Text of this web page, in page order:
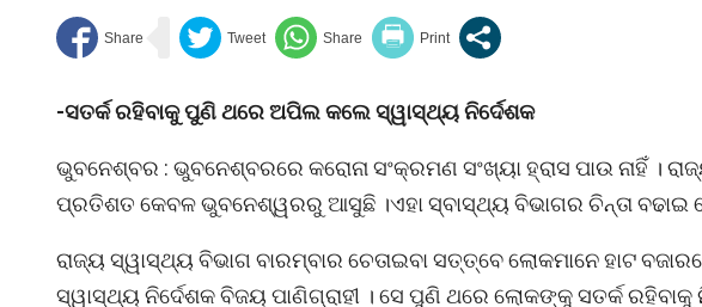
-ସତର୍କ ରହିବାକୁ ପୁଣି ଥରେ ଅପିଲ କଲେ ସ୍ୱାସ୍ଥ୍ୟ ନିର୍ଦେଶକ
ଭୁବନେଶ୍ବର : ଭୁବନେଶ୍ବରରେ କରୋନା ସଂକ୍ରମଣ ସଂଖ୍ୟା ହ୍ରାସ ପାଉ ନାହିଁ ।
ପ୍ରତିଶତ କେବଳ ଭୁବନେଶ୍ୱରରୁ ଆସୁଛି ।ଏହା ସ୍ବାସ୍ଥ୍ୟ ବିଭାଗର ଚିନ୍ତା ବଢାଇ
ରାଜ୍ୟ ସ୍ୱାସ୍ଥ୍ୟ ବିଭାଗ ବାରମ୍ବାର ଚେତାଇବା ସତ୍ତ୍ବେ ଲୋକମାନେ ହାଟ
ସ୍ୱାସ୍ଥ୍ୟ ନିର୍ଦେଶକ ବିଜୟ ପାଣିଗ୍ରାହୀ । ସେ ପୁଣି ଥରେ ଲୋକଙ୍କୁ ସତର୍କ